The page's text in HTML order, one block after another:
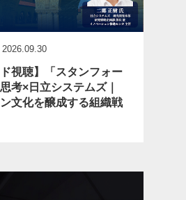
ド視聴】「スタンフォー
考×日立システムズ｜
文化を醸成する組織戦